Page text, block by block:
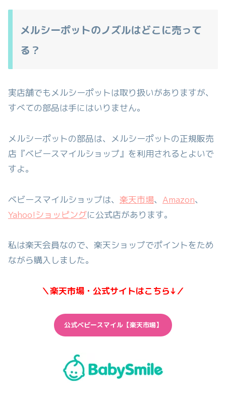
メルシーポットのノズルはどこに売って
る？
実店舗でもメルシーポットは取り扱いがありますが、
すべての部品は手にはいりません。
メルシーポットの部品は、メルシーポットの正規販売
店『ベビースマイルショップ』を利用されるとよいで
すよ。
ベビースマイルショップは、 楽天市場、 Amazon、
Yahoo!ショッピングに公式店があります。
私は楽天会員なので、楽天ショップでポイントをため
ながら購入しました。
＼楽天市場・公式サイトはこちら↓／
公式ベビースマイル【楽天市場】